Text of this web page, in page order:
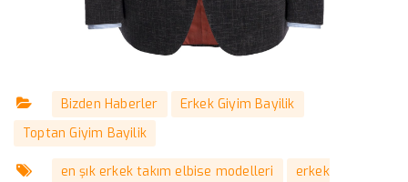
Bizden Haberler
Erkek Giyim Bayilik
Toptan Giyim Bayilik
en şık erkek takım elbise modelleri
erkek